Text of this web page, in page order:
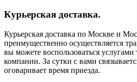
Курьерская доставка.
Курьерская доставка по Москве и
преимущественно осуществляется
вы можете воспользоваться услугами
компании. За сутки с вами
оговаривает время приезда.